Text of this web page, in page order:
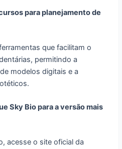
para planejamento de
que facilitam o
permitindo a
modelos digitais e a
Sky Bio para a versão mais
acesse o site oficial da